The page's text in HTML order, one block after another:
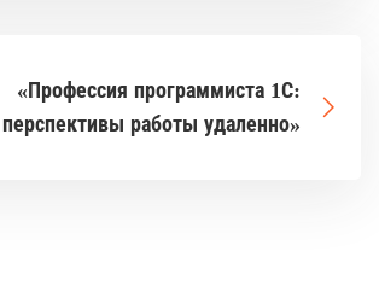
«Профессия программиста 1С:
перспективы работы удаленно»